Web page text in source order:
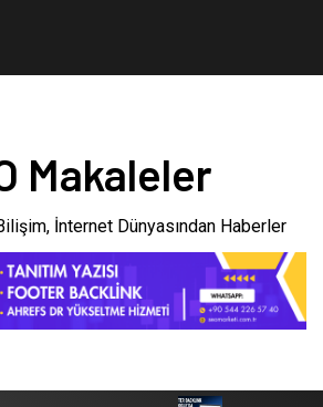
Makaleler
İnternet Dünyasından Haberler